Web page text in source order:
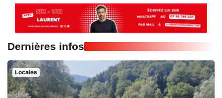
Dernières infos
Locales